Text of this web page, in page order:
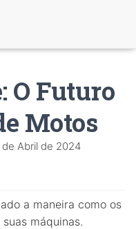
O Futuro
Motos
de Abril de 2024
a maneira como os
máquinas.